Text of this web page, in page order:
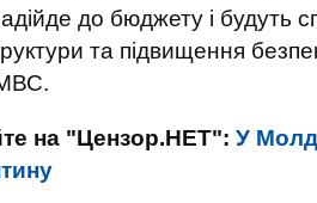
до бюджету і будуть
та підвищення
на "Цензор.НЕТ": У